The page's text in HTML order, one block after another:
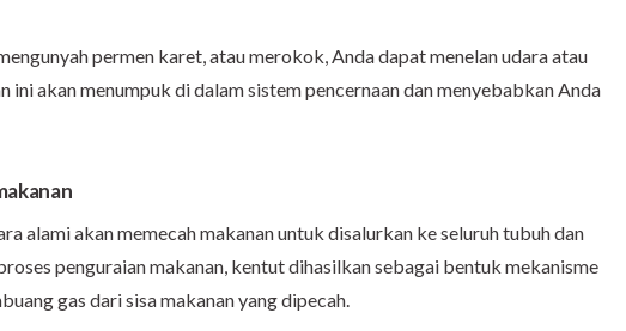
permen karet, atau merokok, Anda dapat menelan udara atau
ini akan menumpuk di dalam sistem pencernaan dan menyebabkan Anda
alami akan memecah makanan untuk disalurkan ke seluruh tubuh dan
penguraian makanan, kentut dihasilkan sebagai bentuk mekanisme
gas dari sisa makanan yang dipecah.